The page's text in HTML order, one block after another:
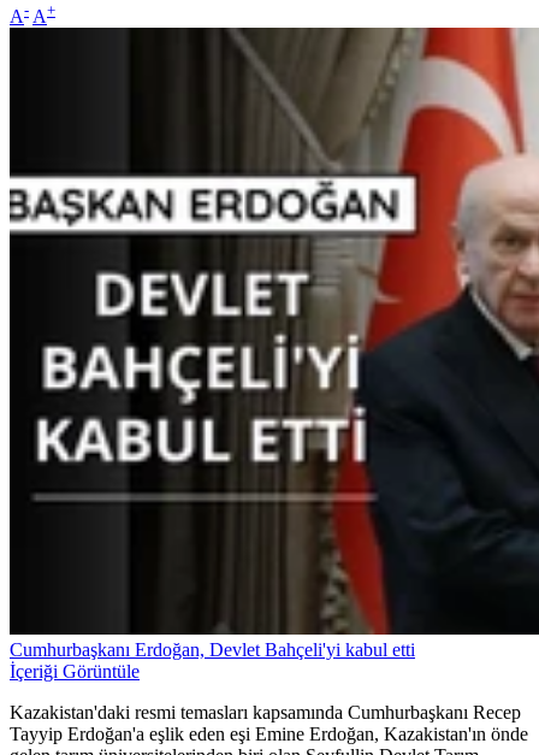
A- A+
Cumhurbaşkanı Erdoğan, Devlet Bahçeli'yi kabul etti
İçeriği Görüntüle
Kazakistan'daki resmi temasları kapsamında Cumhurbaşkanı Recep
Tayyip Erdoğan'a eşlik eden eşi Emine Erdoğan, Kazakistan'ın önde